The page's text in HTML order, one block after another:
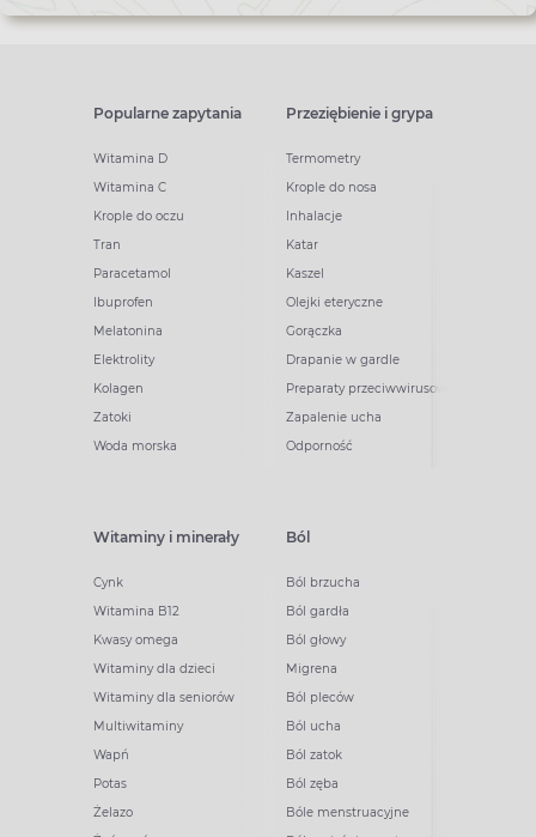
Popularne zapytania
Witamina D
Witamina C
Krople do oczu
Tran
Paracetamol
Ibuprofen
Melatonina
Elektrolity
Kolagen
Zatoki
Woda morska
Przeziębienie i grypa
Termometry
Krople do nosa
Inhalacje
Katar
Kaszel
Olejki eteryczne
Gorączka
Drapanie w gardle
Preparaty przeciwwirusowe
Zapalenie ucha
Odporność
Witaminy i minerały
Cynk
Witamina B12
Kwasy omega
Witaminy dla dzieci
Witaminy dla seniorów
Multiwitaminy
Wapń
Potas
Żelazo
Ból
Ból brzucha
Ból gardła
Ból głowy
Migrena
Ból pleców
Ból ucha
Ból zatok
Ból zęba
Bóle menstruacyjne